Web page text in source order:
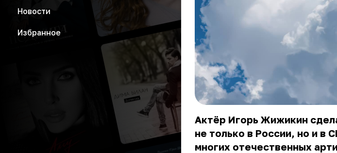
Новости
Избранное
Актёр Игорь Жижикин
не только в России, но и в
многих отечественных